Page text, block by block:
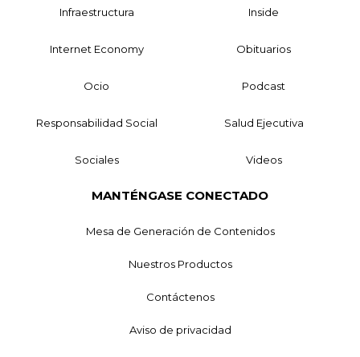
Infraestructura Inside
Internet Economy Obituarios
Ocio Podcast
Responsabilidad Social Salud Ejecutiva
Sociales Videos
MANTÉNGASE CONECTADO
Mesa de Generación de Contenidos
Nuestros Productos
Contáctenos
Aviso de privacidad